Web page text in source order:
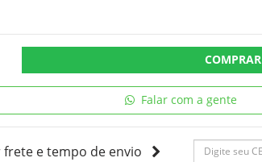
COMPRAR
Falar com a gente
frete e tempo de envio